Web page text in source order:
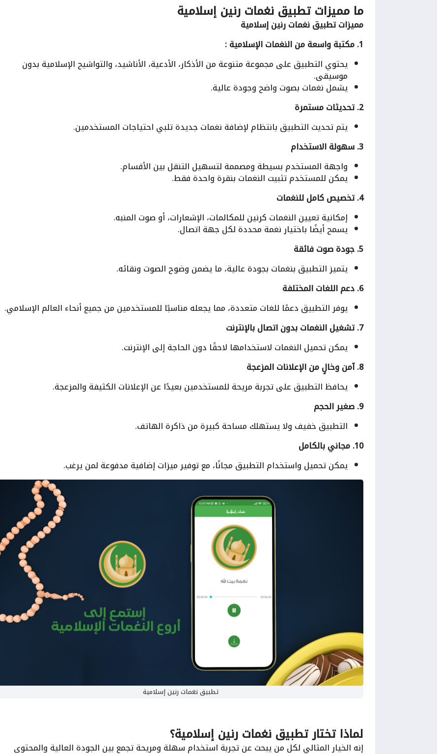
ما مميزاتتطبيق نغمات رنين إسلامية
مميزات تطبيق نغمات رنين إسلامية
1. مكتبة واسعة من النغمات الإسلامية :
يحتوي التطبيق على مجموعة متنوعة من الأذكار، الأدعية، الأناشيد، والتواشيح الإسلامية بدون
موسيقى.
يشمل نغمات بصوت واضح وجودة عالية.
2. تحديثات مستمرة
يتم تحديث التطبيق بانتظام لإضافة نغمات جديدة تلبي احتياجات المستخدمين.
3. سهولة الاستخدام
واجهة المستخدم بسيطة ومصممة لتسهيل التنقل بين الأقسام.
يمكن للمستخدم تثبيت النغمات بنقرة واحدة فقط.
4. تخصيص كامل للنغمات
إمكانية تعيين النغمات كرنين للمكالمات، الإشعارات، أو صوت المنبه.
يسمح أيضًا باختيار نغمة محددة لكل جهة اتصال.
5. جودة صوت فائقة
يتميز التطبيق بنغمات بجودة عالية، ما يضمن وضوح الصوت ونقائه.
6. دعم اللغات المختلفة
يوفر التطبيق دعمًا للغات متعددة، مما يجعله مناسبًا للمستخدمين من جميع أنحاء العالم الإسلامي.
7. تشغيل النغمات بدون اتصال بالإنترنت
يمكن تحميل النغمات لاستخدامها لاحقًا دون الحاجة إلى الإنترنت.
8. آمن وخالٍ من الإعلانات المزعجة
يحافظ التطبيق على تجربة مريحة للمستخدمين بعيدًا عن الإعلانات الكثيفة والمزعجة.
9. صغير الحجم
التطبيق خفيف ولا يستهلك مساحة كبيرة من ذاكرة الهاتف.
10. مجاني بالكامل
يمكن تحميل واستخدام التطبيق مجانًا، مع توفير ميزات إضافية مدفوعة لمن يرغب.
تطبيق نغمات رنين إسلامية
لماذا تختار تطبيق نغمات رنين إسلامية؟
إنه الخيار المثالي لكل من يبحث عن تجربة استخدام سهلة ومريحة تجمع بين الجودة العالية والمحتوى